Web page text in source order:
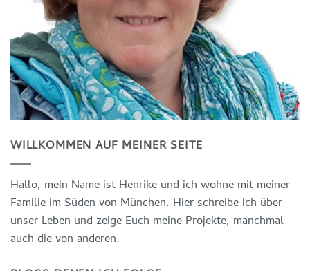
WILLKOMMEN AUF MEINER SEITE
Hallo, mein Name ist Henrike und ich wohne mit meiner
Familie im Süden von München. Hier schreibe ich über
unser Leben und zeige Euch meine Projekte, manchmal
auch die von anderen.